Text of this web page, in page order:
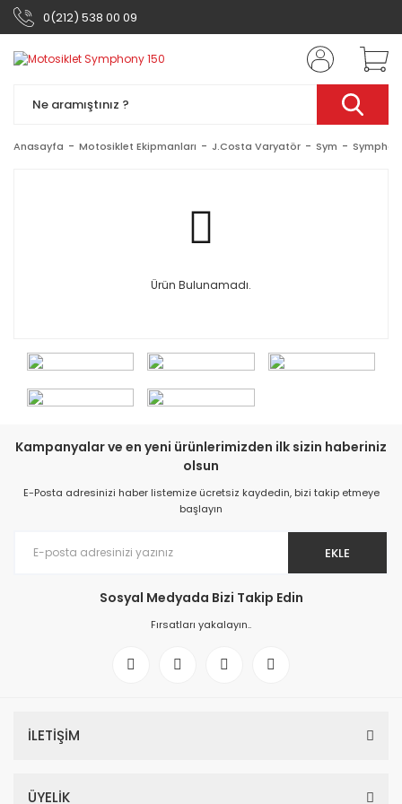
0(212) 538 00 09
Anasayfa Motosiklet Ekipmanları J.Costa Varyatör Sym
Ürün Bulunamadı.
Kampanyalar ve en yeni ürünlerimizden ilk sizin haberiniz
olsun
E-Posta adresinizi haber listemize ücretsiz kaydedin, bizi takip etmeye
başlayın
EKLE
Sosyal Medyada Bizi Takip Edin
Fırsatları yakalayın..
İLETİŞİM
ÜYELİK